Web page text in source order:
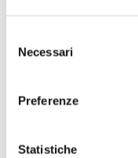
delNecessari
Preferenze
Statistiche